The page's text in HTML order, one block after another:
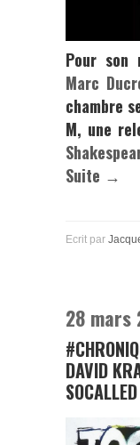
Pour son
Marc
chambre
M, une
Suite →
Ecrit par
28 mars
DAVID